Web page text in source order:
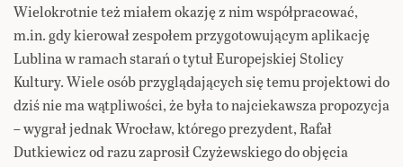
Wielokrotnie też miałem okazję z nim współpracować,
m.in. gdy kierował zespołem przygotowującym aplikację
Lublina w ramach starań o tytuł Europejskiej Stolicy
Kultury. Wiele osób przyglądających się temu projektowi do
dziś nie ma wątpliwości, że była to najciekawsza propozycja
– wygrał jednak Wrocław, którego prezydent, Rafał
Dutkiewicz od razu zaprosił Czyżewskiego do objęcia